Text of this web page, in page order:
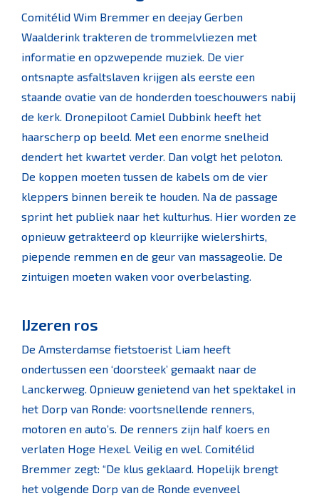
Comitélid Wim Bremmer en deejay Gerben
Waalderink trakteren de trommelvliezen met
informatie en opzwepende muziek. De vier
ontsnapte asfaltslaven krijgen als eerste een
staande ovatie van de honderden toeschouwers nabij
de kerk. Dronepiloot Camiel Dubbink heeft het
haarscherp op beeld. Met een enorme snelheid
dendert het kwartet verder. Dan volgt het peloton.
De koppen moeten tussen de kabels om de vier
kleppers binnen bereik te houden. Na de passage
sprint het publiek naar het kulturhus. Hier worden ze
opnieuw getrakteerd op kleurrijke wielershirts,
piepende remmen en de geur van massageolie. De
zintuigen moeten waken voor overbelasting.
IJzeren ros
De Amsterdamse fietstoerist Liam heeft
ondertussen een ‘doorsteek’ gemaakt naar de
Lanckerweg. Opnieuw genietend van het spektakel in
het Dorp van Ronde: voortsnellende renners,
motoren en auto’s. De renners zijn half koers en
verlaten Hoge Hexel. Veilig en wel. Comitélid
Bremmer zegt: “De klus geklaard. Hopelijk brengt
het volgende Dorp van de Ronde evenveel